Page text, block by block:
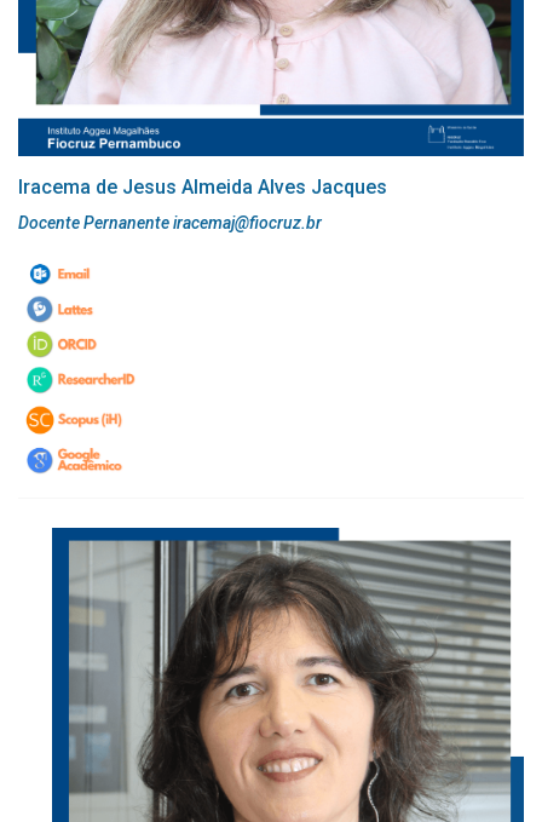
Iracema de Jesus Almeida Alves Jacques
Docente Pernanente iracemaj@fiocruz.br